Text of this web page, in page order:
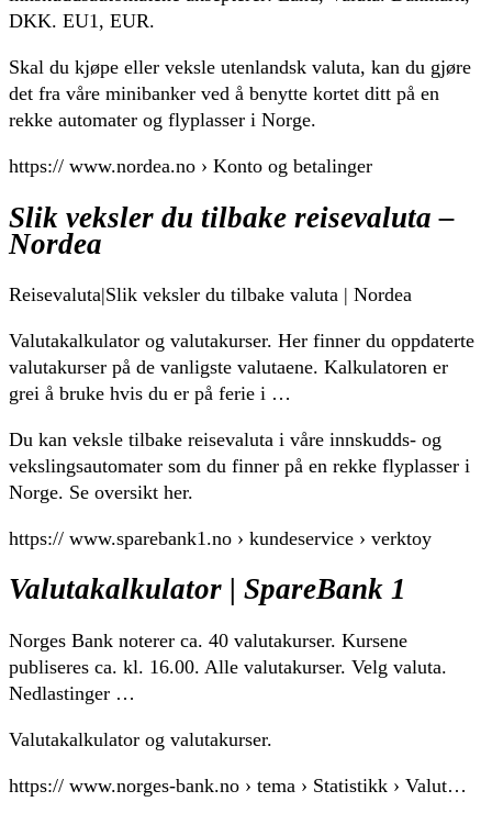
DKK. EU1, EUR.
Skal du kjøpe eller veksle utenlandsk valuta, kan du gjøre
det fra våre minibanker ved å benytte kortet ditt på en
rekke automater og flyplasser i Norge.
https:// www.nordea.no › Konto og betalinger
Slik veksler du tilbake reisevaluta –
Nordea
Reisevaluta|Slik veksler du tilbake valuta | Nordea
Valutakalkulator og valutakurser. Her finner du oppdaterte
valutakurser på de vanligste valutaene. Kalkulatoren er
grei å bruke hvis du er på ferie i …
Du kan veksle tilbake reisevaluta i våre innskudds- og
vekslingsautomater som du finner på en rekke flyplasser i
Norge. Se oversikt her.
https:// www.sparebank1.no › kundeservice › verktoy
Valutakalkulator | SpareBank 1
Norges Bank noterer ca. 40 valutakurser. Kursene
publiseres ca. kl. 16.00. Alle valutakurser. Velg valuta.
Nedlastinger …
Valutakalkulator og valutakurser.
https:// www.norges-bank.no › tema › Statistikk › Valut…